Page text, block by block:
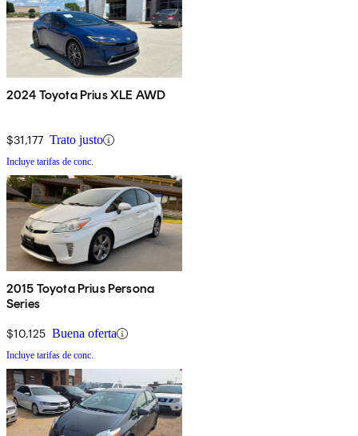
2024 Toyota Prius XLE AWD
$31,177 Trato justo
Incluye tarifas de conc.
2015 Toyota Prius Persona
Series
$10,125 Buena oferta
Incluye tarifas de conc.